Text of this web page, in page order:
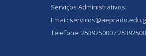
Serviços Administrativos:
Email:
Telefone: 253925000 /